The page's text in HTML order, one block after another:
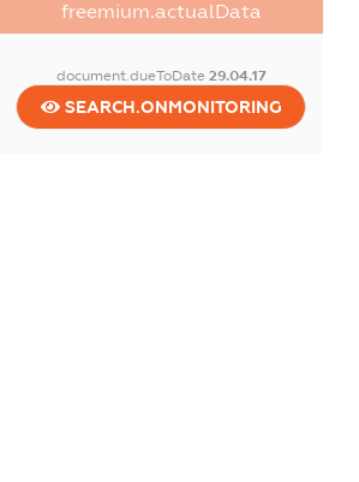
freemium.actualData
document.dueToDate 29.04.17
SEARCH.ONMONITORING